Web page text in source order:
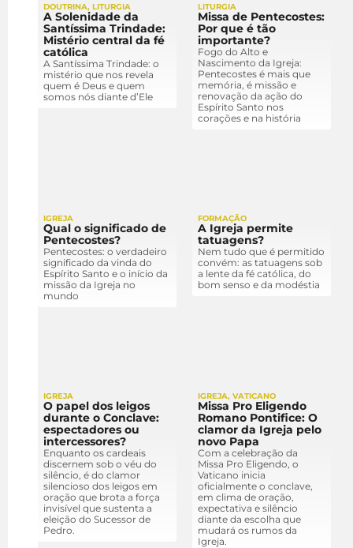
DOUTRINA, LITURGIA
A Solenidade da
Santíssima Trindade:
Mistério central da fé
católica
A Santíssima Trindade: o
mistério que nos revela
quem é Deus e quem
somos nós diante d’Ele
LITURGIA
Missa de Pentecostes:
Por que é tão
importante?
Fogo do Alto e
Nascimento da Igreja:
Pentecostes é mais que
memória, é missão e
renovação da ação do
Espírito Santo nos
corações e na história
IGREJA
Qual o significado de
Pentecostes?
Pentecostes: o verdadeiro
significado da vinda do
Espírito Santo e o início da
missão da Igreja no
mundo
FORMAÇÃO
A Igreja permite
tatuagens?
Nem tudo que é permitido
convém: as tatuagens sob
a lente da fé católica, do
bom senso e da modéstia
IGREJA
O papel dos leigos
durante o Conclave:
espectadores ou
intercessores?
Enquanto os cardeais
discernem sob o véu do
silêncio, é do clamor
silencioso dos leigos em
oração que brota a força
invisível que sustenta a
eleição do Sucessor de
Pedro.
IGREJA, VATICANO
Missa Pro Eligendo
Romano Pontifice: O
clamor da Igreja pelo
novo Papa
Com a celebração da
Missa Pro Eligendo, o
Vaticano inicia
oficialmente o conclave,
em clima de oração,
expectativa e silêncio
diante da escolha que
mudará os rumos da
Igreja.